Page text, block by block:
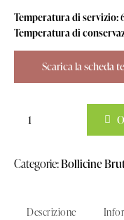
Temperatura di servizio:
Temperatura di
Scarica la scheda
Categorie:Bollicine
Descrizione